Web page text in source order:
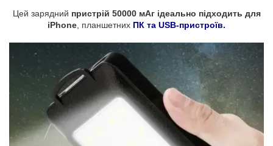
Цей зарядний пристрій 50000 мАг ідеально підходить для
iPhone , планшетних ПК та USB-пристроїв.